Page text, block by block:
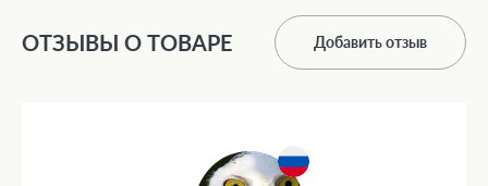
ОТЗЫВЫ О ТОВАРЕ Добавить отзыв